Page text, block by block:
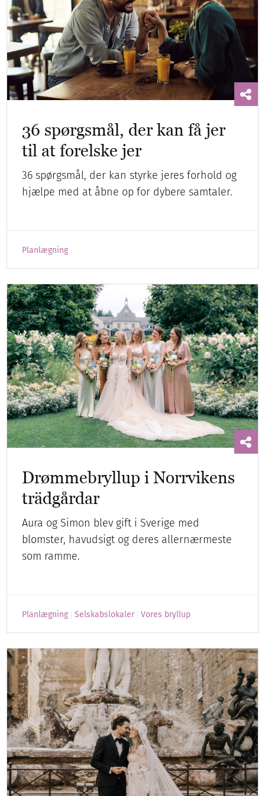
36 spørgsmål, der kan få jer
til at forelske jer
36 spørgsmål, der kan styrke jeres forhold og
hjælpe med at åbne op for dybere samtaler.
Planlægning
Drømmebryllup i Norrvikens
trädgårdar
Aura og Simon blev gift i Sverige med
blomster, havudsigt og deres allernærmeste
som ramme.
Planlægning Selskabslokaler Vores bryllup